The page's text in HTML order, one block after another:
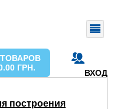
ВХОД
ГРН.
построения